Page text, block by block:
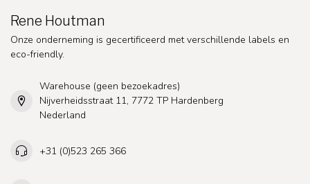
Rene Houtman
Onze onderneming is gecertificeerd met verschillende labels en
eco-friendly.
Warehouse (geen bezoekadres)
Nijverheidsstraat 11, 7772 TP Hardenberg
Nederland
+31 (0)523 265 366